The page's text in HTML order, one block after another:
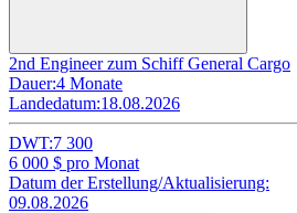
2nd Engineer zum Schiff General Cargo
Dauer:4 Monate
Landedatum:18.08.2026
DWT:7 300
6 000 $ pro Monat
Datum der Erstellung/Aktualisierung:
09.08.2026